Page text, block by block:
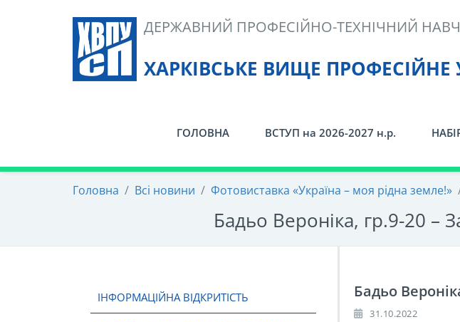
ХАРКІВСЬКЕ ВИЩЕ
ДЕРЖАВНИЙ ПРОФЕСІЙНО-ТЕХНІЧНИЙ
ГОЛОВНА ВСТУП на 2026-2027 н.р.
Головна / Всі новини / Фотовиставка «Україна – моя рідна земле!»
Бадьо Вероніка, гр.9-20 –
ІНФОРМАЦІЙНА ВІДКРИТІСТЬ Бадьо
31.10.2022